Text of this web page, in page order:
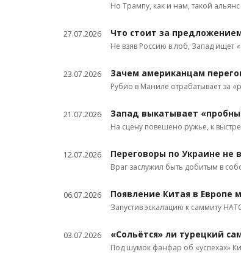
Но Трампу, как и нам, такой
27.07.2026 Что стоит за
Не взяв Россию в лоб, Запад ищет
23.07.2026 Зачем американцам
Рубио в Маниле отрабатывает за
21.07.2026 Запад выкатывает
На сцену повешено ружье, к
12.07.2026 Переговоры по Украине не
Враг заслужил быть добитым в
06.07.2026 Появление Китая в Европе
Запустив эскалацию к саммиту
03.07.2026 «Сольётся» ли турецкий
Под шумок фанфар об «успехах»